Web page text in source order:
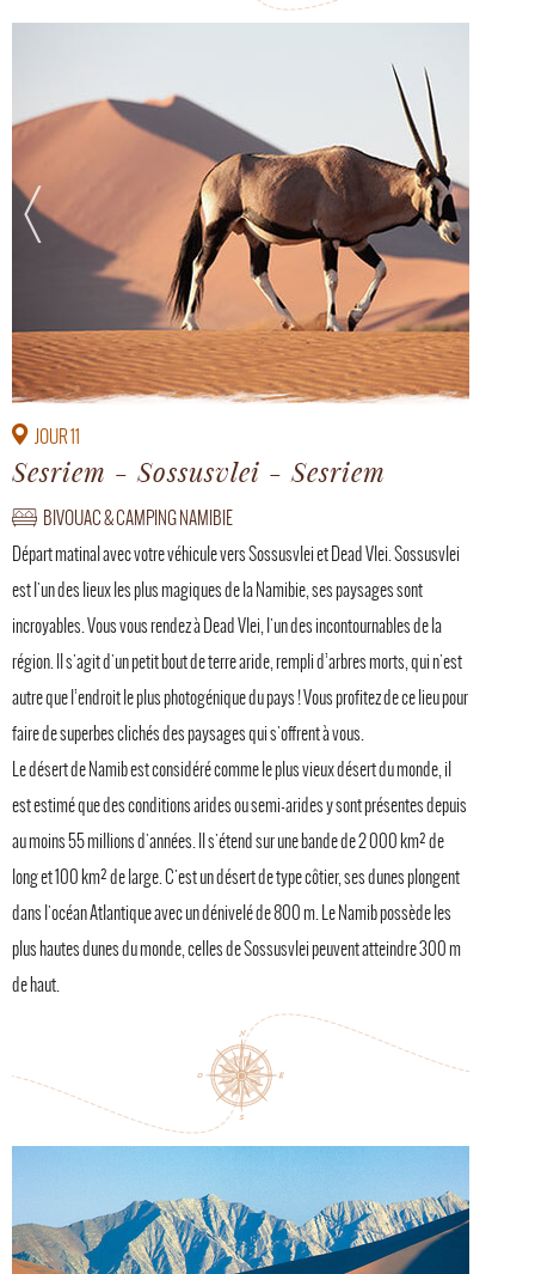
JOUR 11
Sesriem - Sossusvlei - Sesriem
BIVOUAC & CAMPING NAMIBIE
Départ matinal avec votre véhicule vers Sossusvlei et Dead Vlei. Sossusvlei
est l'un des lieux les plus magiques de la Namibie, ses paysages sont
incroyables. Vous vous rendez à Dead Vlei, l'un des incontournables de la
région. Il s'agit d'un petit bout de terre aride, rempli d’arbres morts, qui n'est
autre que l’endroit le plus photogénique du pays ! Vous profitez de ce lieu pour
faire de superbes clichés des paysages qui s'offrent à vous.
Le désert de Namib est considéré comme le plus vieux désert du monde, il
est estimé que des conditions arides ou semi-arides y sont présentes depuis
au moins 55 millions d'années. Il s'étend sur une bande de 2 000 km² de
long et 100 km² de large. C'est un désert de type côtier, ses dunes plongent
dans l'océan Atlantique avec un dénivelé de 800 m. Le Namib possède les
plus hautes dunes du monde, celles de Sossusvlei peuvent atteindre 300 m
de haut.